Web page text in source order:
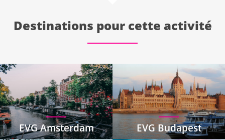
Destinations pour cette activité
EVG Amsterdam EVG Budapest